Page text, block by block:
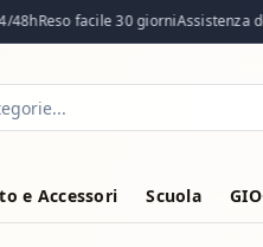
Reso facile 30 giorniAssistenza
e Accessori Scuola